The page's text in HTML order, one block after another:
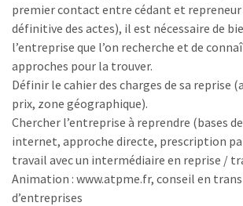
premier contact entre cédant et
définitive des actes), il est nécessaire de
l’entreprise que l’on recherche et de
approches pour la trouver.
Définir le cahier des charges de sa reprise
prix, zone géographique).
Chercher l’entreprise à reprendre (bases
internet, approche directe, prescription
travail avec un intermédiaire en reprise /
Animation : www.atpme.fr, conseil en
d’entreprises